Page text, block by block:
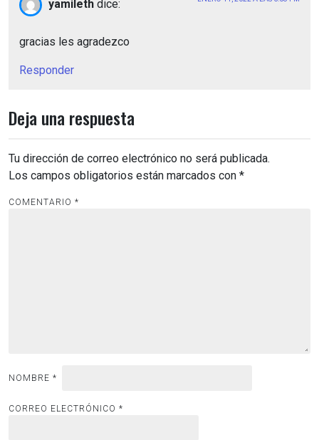
yamileth dice:
gracias les agradezco
Responder
Deja una respuesta
Tu dirección de correo electrónico no será publicada.
Los campos obligatorios están marcados con *
COMENTARIO *
NOMBRE *
CORREO ELECTRÓNICO *